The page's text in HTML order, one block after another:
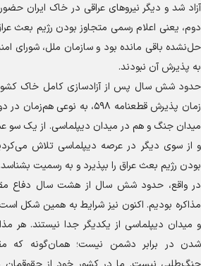
آزاد شد و دیگر نیرو‌های عراقی در خاک ایران
دوم، یعنی اعلام رسمی متجاوز بودن رژیم بعث
حل‌نشده باقی مانده بود و سازمان ملل، شورای
به پذیرش آن نبودند.
حدود شش سال پس از آزادسازی کامل خاک کشور
زمان پذیرش قطعنامه ۵۹۸، به
میدان جنگ و هم در میدان دیپلماسی. از یک سو
و از سوی دیگر در عرصه دیپلماسی تلاش
بودن رژیم بعث عراق را بپذیرد و به رسمیت بشناسد.
در واقع، حدود شش سال از هشت سال دفاع
مذاکره بودیم. اکنون نیز شرایط به همین شکل
و میدان دیپلماسی از یکدیگر جدا نیستند. هر
شدن در برابر دشمن نیست؛ همان‌گونه که